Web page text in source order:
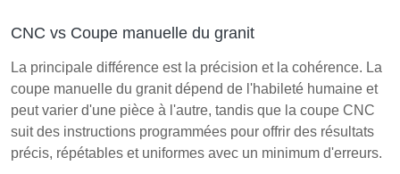
CNC vs Coupe manuelle du granit
La principale différence est la précision et la cohérence. La
coupe manuelle du granit dépend de l'habileté humaine et
peut varier d'une pièce à l'autre, tandis que la coupe CNC
suit des instructions programmées pour offrir des résultats
précis, répétables et uniformes avec un minimum d'erreurs.